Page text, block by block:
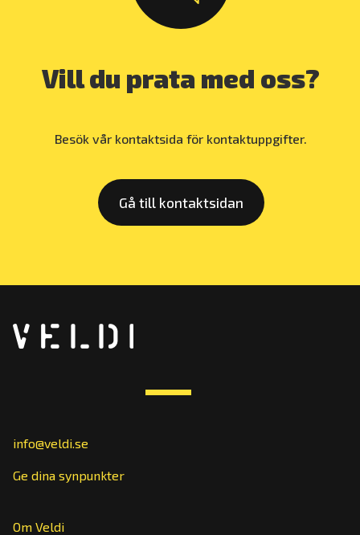
Vill du prata med oss?
Besök vår kontaktsida för kontaktuppgifter.
Gå till kontaktsidan
info@veldi.se
Ge dina synpunkter
Om Veldi